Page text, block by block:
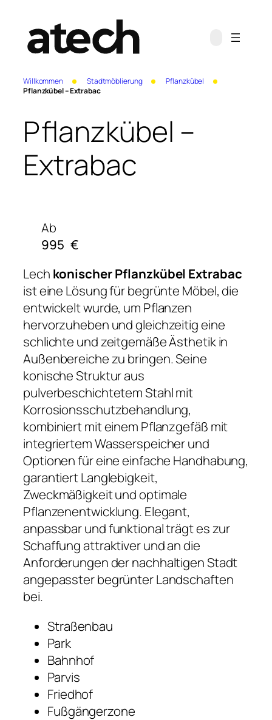
Willkommen Stadtmöblierung
Pflanzkübel
Pflanzkübel – Extrabac
Pflanzkübel –
Extrabac
Ab
995 €
Lech konischer Pflanzkübel Extrabac
ist eine Lösung für begrünte Möbel, die
entwickelt wurde, um Pflanzen
hervorzuheben und gleichzeitig eine
schlichte und zeitgemäße Ästhetik in
Außenbereiche zu bringen. Seine
konische Struktur aus
pulverbeschichtetem Stahl mit
Korrosionsschutzbehandlung,
kombiniert mit einem Pflanzgefäß mit
integriertem Wasserspeicher und
Optionen für eine einfache Handhabung,
garantiert Langlebigkeit,
Zweckmäßigkeit und optimale
Pflanzenentwicklung. Elegant,
anpassbar und funktional trägt es zur
Schaffung attraktiver und an die
Anforderungen der nachhaltigen Stadt
angepasster begrünter Landschaften
bei.
Straßenbau
Park
Bahnhof
Parvis
Friedhof
Fußgängerzone